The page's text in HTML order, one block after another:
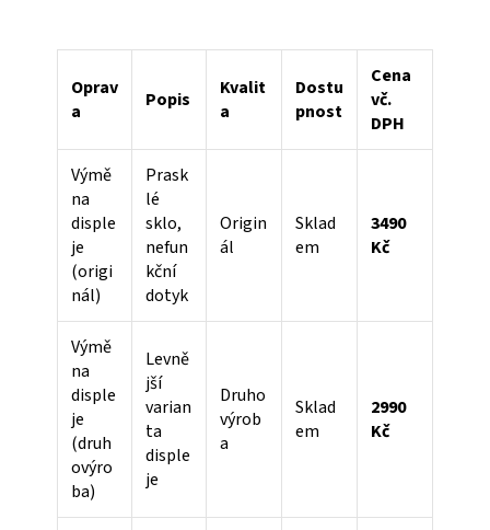
Oprav
a
Popis
Kvalit
a
Dostu
pnost
Cena
vč.
DPH
Výmě
na
disple
je
(origi
nál)
Prask
lé
sklo,
nefun
kční
dotyk
Origin
ál
Sklad
em
3490
Kč
Výmě
na
disple
je
(druh
ovýro
ba)
Levně
jší
varian
ta
disple
je
Druho
výrob
a
Sklad
em
2990
Kč